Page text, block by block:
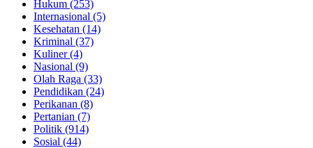
Hukum (253)
Internasional (5)
Kesehatan (14)
Kriminal (37)
Kuliner(4)
Nasional (9)
Olah Raga (33)
Pendidikan (24)
Perikanan (8)
Pertanian (7)
Politik (914)
Sosial (44)